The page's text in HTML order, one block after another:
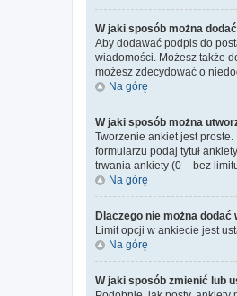
W jaki sposób można
Aby dodawać podpis do
wiadomości. Możesz także
możesz zdecydować o
Na górę
W jaki sposób można
Tworzenie ankiet jest
formularzu podaj tytuł
trwania ankiety (0 – bez
Na górę
Dlaczego nie można
Limit opcji w ankiecie jest
Na górę
W jaki sposób zmienić lub